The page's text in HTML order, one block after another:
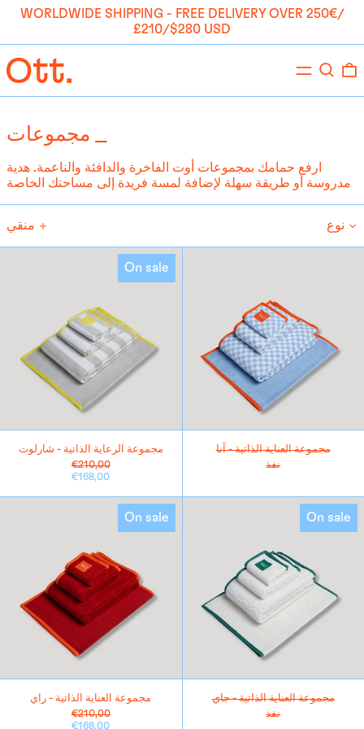
WORLDWIDE SHIPPING - FREE DELIVERY OVER 250€/
£210/$280 USD
قائمةيبحث
ارفع حمامك بمجموعات أوت الفاخرة والدافئة والناعمة. هدية
مدروسة أو طريقة سهلة لإضافة لمسة فريدة إلى مساحتك الخاصة
منقي نوع
مجموعة
الرعاية
الذاتية
شارلوت
On sale
مجموعة الرعاية الذاتية - شارلوت
سعر
عادي
€210,00
سعر
€168,00
-
آنا
مجموعة العناية الذاتية - آنا
نفذ
مجموعة
الذاتية
-
راي
On sale
مجموعة العناية الذاتية - راي
سعر
عادي
€210,00
سعر
€168,00
مجموعة
الذاتية
-
جاي
On sale
مجموعة العناية الذاتية - جاي
نفذ